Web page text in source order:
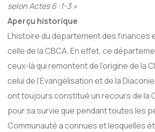
selon Actes 6 :1-3 »
Aperçu historique
L’histoire du département des finances
celle de la CBCA. En effet, ce
ceux-là qui remontent de l’origine de la
celui de l’Evangélisation et de la
ont toujours constitué un recours de la
pour sa survie que pendant toutes les
Communauté a connues et lesquelles